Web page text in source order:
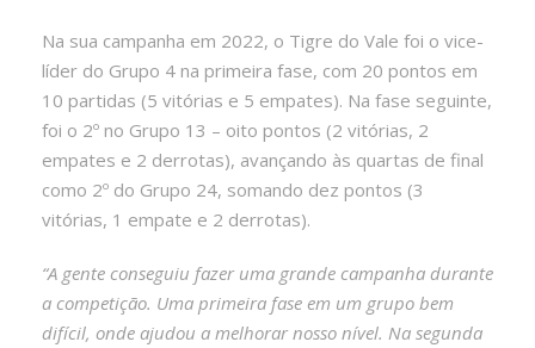
Na sua campanha em 2022, o Tigre do Vale foi o vice-
líder do Grupo 4 na primeira fase, com 20 pontos em
10 partidas (5 vitórias e 5 empates). Na fase seguinte,
foi o 2º no Grupo 13 – oito pontos (2 vitórias, 2
empates e 2 derrotas), avançando às quartas de final
como 2º do Grupo 24, somando dez pontos (3
vitórias, 1 empate e 2 derrotas).
“A gente conseguiu fazer uma grande campanha durante
a competição. Uma primeira fase em um grupo bem
difícil, onde ajudou a melhorar nosso nível. Na segunda